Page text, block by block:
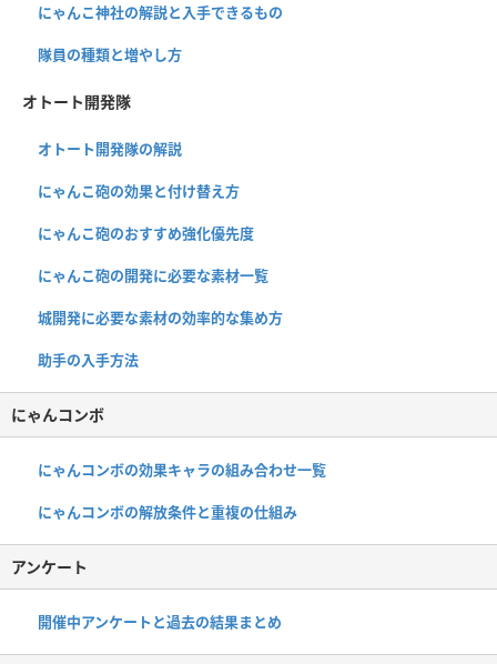
にゃんこ神社の解説と入手できるもの
隊員の種類と増やし方
オトート開発隊
オトート開発隊の解説
にゃんこ砲の効果と付け替え方
にゃんこ砲のおすすめ強化優先度
にゃんこ砲の開発に必要な素材一覧
城開発に必要な素材の効率的な集め方
助手の入手方法
にゃんコンボ
にゃんコンボの効果キャラの組み合わせ一覧
にゃんコンボの解放条件と重複の仕組み
アンケート
開催中アンケートと過去の結果まとめ